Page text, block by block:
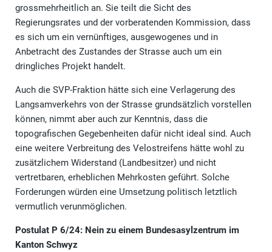
grossmehrheitlich an. Sie teilt die Sicht des
Regierungsrates und der vorberatenden Kommission, dass
es sich um ein vernünftiges, ausgewogenes und in
Anbetracht des Zustandes der Strasse auch um ein
dringliches Projekt handelt.
Auch die SVP-Fraktion hätte sich eine Verlagerung des
Langsamverkehrs von der Strasse grundsätzlich vorstellen
können, nimmt aber auch zur Kenntnis, dass die
topografischen Gegebenheiten dafür nicht ideal sind. Auch
eine weitere Verbreitung des Velostreifens hätte wohl zu
zusätzlichem Widerstand (Landbesitzer) und nicht
vertretbaren, erheblichen Mehrkosten geführt. Solche
Forderungen würden eine Umsetzung politisch letztlich
vermutlich verunmöglichen.
Postulat P 6/24: Nein zu einem Bundesasylzentrum im
Kanton Schwyz